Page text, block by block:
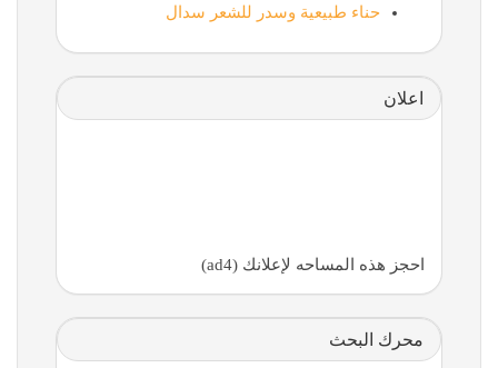
حناء طبيعية وسدر للشعر سدال
اعلان
احجز هذه المساحه لإعلانك (ad4)
محرك البحث